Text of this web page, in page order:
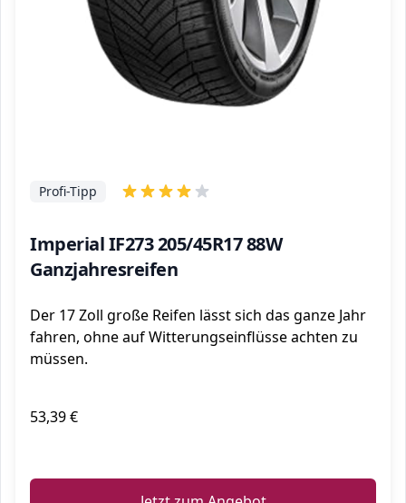
Imperial IF273 205/45R17 88W
Ganzjahresreifen
Profi-Tipp
Der 17 Zoll große Reifen lässt sich das ganze Jahr
fahren, ohne auf Witterungseinflüsse achten zu
müssen.
53,39 €